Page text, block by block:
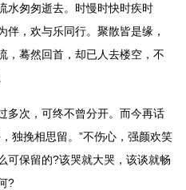
水匆匆逝去。时慢时快时疾时
，欢与乐同行。聚散皆是缘，
，蓦然回首，却已人去楼空，不
次，可终不曾分开。而今再话
独挽相思留。”不伤心，强颜欢笑
可保留的?该哭就大哭，该谈就畅
?